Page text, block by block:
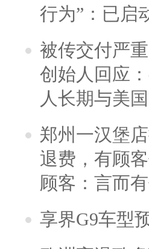
行为”：已启
被传交付严
创始人回应
人长期与美
郑州一汉堡
退费，有顾
顾客：言而
享界G9车型